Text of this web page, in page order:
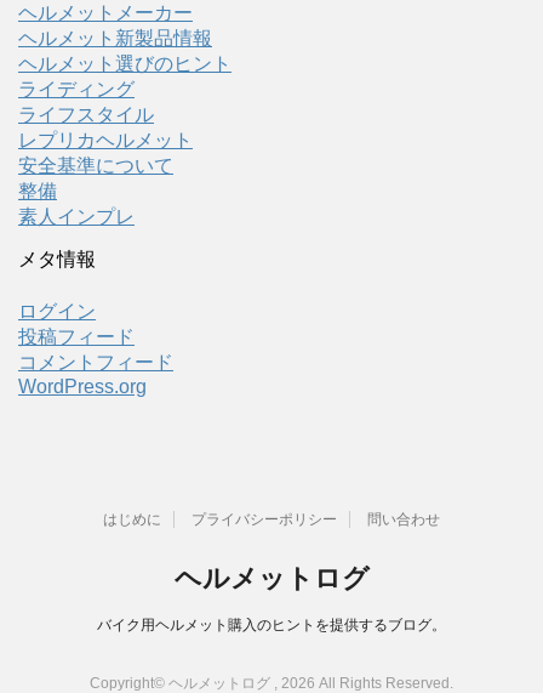
ヘルメットメーカー
ヘルメット新製品情報
ヘルメット選びのヒント
ライディング
ライフスタイル
レプリカヘルメット
安全基準について
整備
素人インプレ
メタ情報
ログイン
投稿フィード
コメントフィード
WordPress.org
はじめに プライバシーポリシー 問い合わせ
ヘルメットログ
バイク用ヘルメット購入のヒントを提供するブログ。
Copyright© ヘルメットログ , 2026 All Rights Reserved.